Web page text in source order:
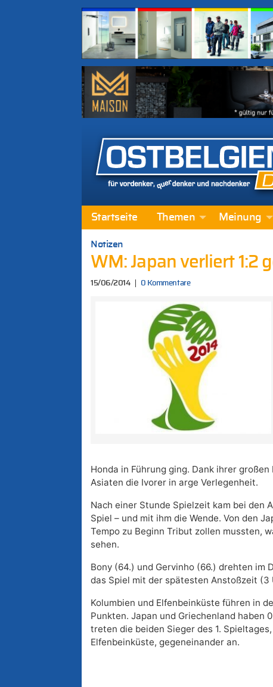
Startseite Themen Meinung
Notizen
WM: Japan verliert 1:2
15/06/2014 0 Kommentare
Honda in Führung ging. Dank ihrer
Asiaten die Ivorer in arge Verlegenheit.
Nach einer Stunde Spielzeit kam bei den
Spiel – und mit ihm die Wende. Von den
Tempo zu Beginn Tribut zollen mussten,
sehen.
Bony (64.) und Gervinho (66.) drehten im
das Spiel mit der spätesten Anstoßzeit (3
Kolumbien und Elfenbeinküste führen in
Punkten. Japan und Griechenland haben
treten die beiden Sieger des 1.
Elfenbeinküste, gegeneinander an.